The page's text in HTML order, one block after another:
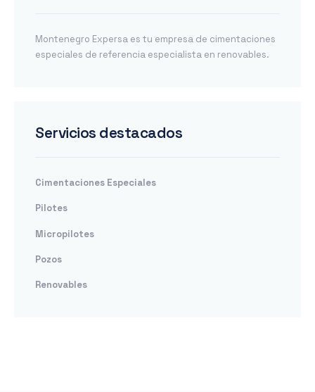
Montenegro Expersa es tu empresa de cimentaciones
especiales de referencia especialista en renovables.
Servicios destacados
Cimentaciones Especiales
Pilotes
Micropilotes
Pozos
Renovables